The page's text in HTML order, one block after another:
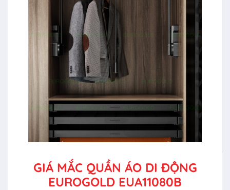
GIÁ MẮC QUẦN ÁO DI ĐỘNG
EUROGOLD EUA11080B